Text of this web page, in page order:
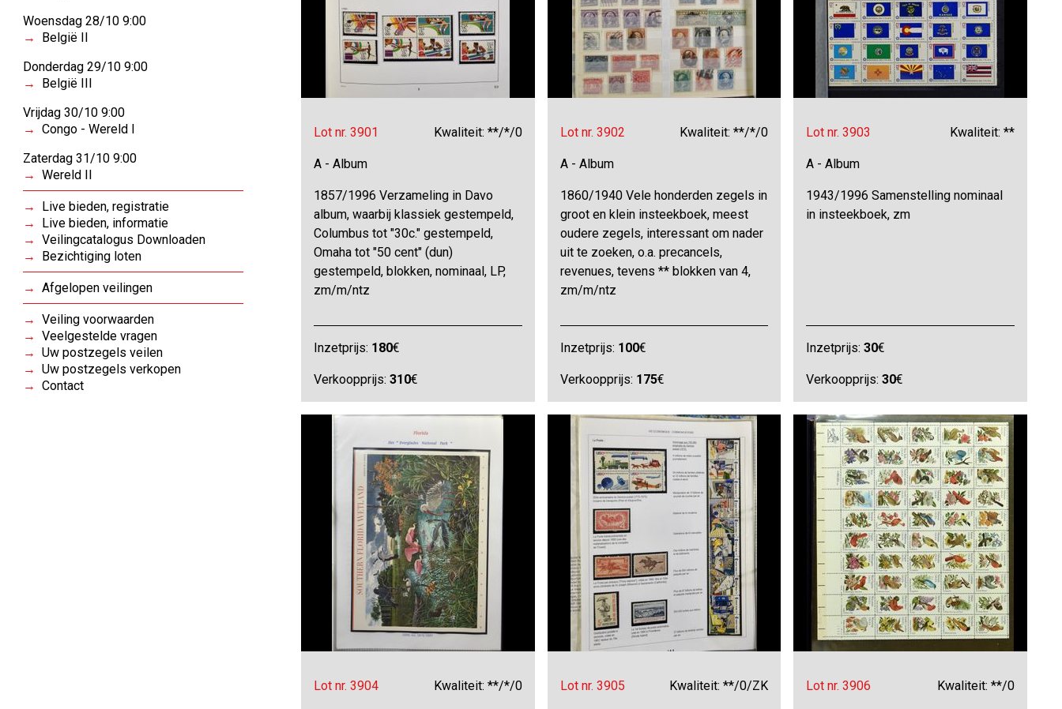
Woensdag 28/10 9:00
België II
Donderdag 29/10 9:00
België III
Vrijdag 30/10 9:00
Congo - Wereld I
Zaterdag 31/10 9:00
Wereld II
Live bieden, registratie
Live bieden, informatie
Veilingcatalogus Downloaden
Bezichtiging loten
Afgelopen veilingen
Veiling voorwaarden
Veelgestelde vragen
Uw postzegels veilen
Uw postzegels verkopen
Contact
Lot nr. 3901 Kwaliteit: **/*/0
A - Album
1857/1996 Verzameling in Davo
album, waarbij klassiek gestempeld,
Columbus tot "30c." gestempeld,
Omaha tot "50 cent" (dun)
gestempeld, blokken, nominaal, LP,
zm/m/ntz
Inzetprijs: 180€
Verkoopprijs:310€
Lot nr. 3902 Kwaliteit: **/*/0
A - Album
1860/1940 Vele honderden zegels in
groot en klein insteekboek, meest
oudere zegels, interessant om nader
uit te zoeken, o.a. precancels,
revenues, tevens ** blokken van 4,
zm/m/ntz
Inzetprijs: 100€
Verkoopprijs: 175€
Lot nr. 3903 Kwaliteit: **
A - Album
1943/1996 Samenstelling nominaal
in insteekboek, zm
Inzetprijs:30€
Verkoopprijs:30€
Lot nr. 3904 Kwaliteit: **/*/0 Lot nr. 3905 Kwaliteit: **/0/ZK Lot nr. 3906 Kwaliteit: **/0